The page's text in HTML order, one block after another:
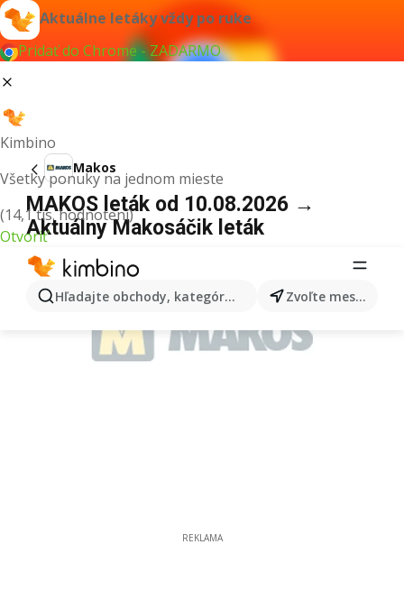
Aktuálne letáky vždy po ruke
Pridať do Chrome - ZADARMO
Kimbino
Všetky ponuky na jednom mieste
(14,1 tis. hodnotení)
Otvoriť
Hľadajte obchody, kategórie, produkty... Zvoľte mesto
Makos
MAKOS leták od 10.08.2026 →
Aktuálny Makosáčik leták
REKLAMA